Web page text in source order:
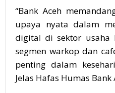
“Bank Aceh
upaya nyata dalam
digital di sektor usaha
segmen warkop dan
penting dalam
Jelas Hafas Humas Bank